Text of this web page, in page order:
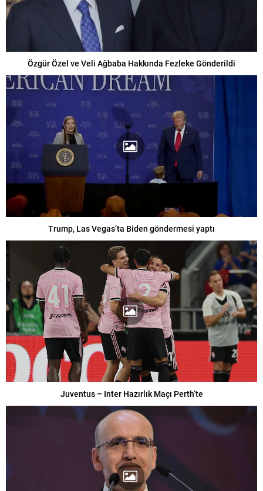
Özgür Özel ve Veli Ağbaba Hakkında Fezleke Gönderildi
Trump, Las Vegas’ta Biden göndermesi yaptı
Juventus – Inter Hazırlık Maçı Perth’te